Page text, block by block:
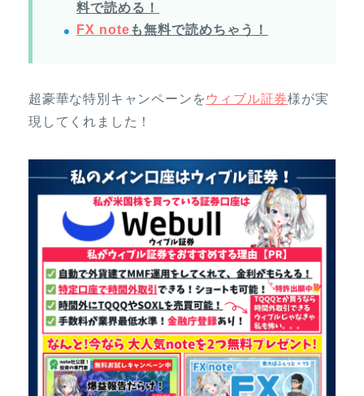
料で読める！
FX note も無料で読めちゃう！
超豪華な特別キャンペーンを ウィブル証券様が実
現してくれました！